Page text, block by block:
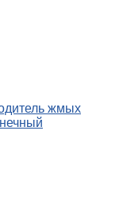
жмых